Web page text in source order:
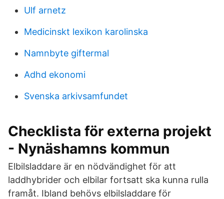
Ulf arnetz
Medicinskt lexikon karolinska
Namnbyte giftermal
Adhd ekonomi
Svenska arkivsamfundet
Checklista för externa projekt
- Nynäshamns kommun
Elbilsladdare är en nödvändighet för att
laddhybrider och elbilar fortsatt ska kunna rulla
framåt. Ibland behövs elbilsladdare för